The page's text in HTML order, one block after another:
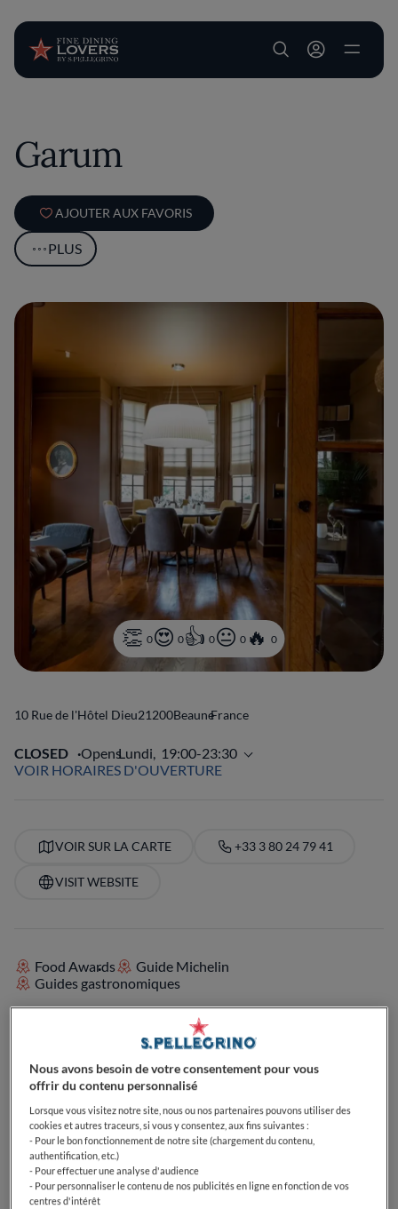
User account
Garum
AJOUTER AUX FAVORIS
PLUS
0 0 0 0 0
10 Rue de l'Hôtel Dieu21200BeauneFrance
CLOSED OpensLundi, 19:00-23:30
VOIR HORAIRES D'OUVERTURE
VOIR SUR LA CARTE +33 3 80 24 79 41
VISIT WEBSITE
Food Awards
Guide Michelin
Guides gastronomiques
Parfait pour les enfants
Cocktails
Bec sucré
Passionné de café
Parfait pour le déjeuner
Parfait pour le dîner
Passionné de bières
Passionné de vin
Végétarien
Terrasse
Parfait pour familles avec enfants
Parfait pour les groupes
Nous avons besoin de votre consentement pour vous
offrir du contenu personnalisé
Lorsque vous visitez notre site, nous ou nos partenaires pouvons utiliser des
cookies et autres traceurs, si vous y consentez, aux fins suivantes :
- Pour le bon fonctionnement de notre site (chargement du contenu,
authentification, etc.)
- Pour effectuer une analyse d'audience
- Pour personnaliser le contenu de nos publicités en ligne en fonction de vos
centres d'intérêt